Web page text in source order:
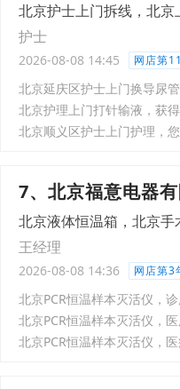
北京护士上门拆线，北
护士
2026-08-08 14:45 网店第
北京延庆区护士上门换导尿
北京护理上门打针输液，获
北京顺义区护士上门护理，
7、北京福意电器
北京液体恒温箱，北京
王经理
2026-08-08 14:36 网店第3
北京PCR恒温样本灭活仪，
北京PCR恒温样本灭活仪，
北京PCR恒温样本灭活仪，